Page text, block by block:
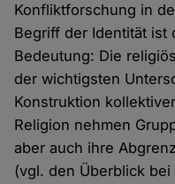
Konfliktforschung in
Begriff der Identität ist
Bedeutung: Die
der wichtigsten
Konstruktion
Religion nehmen
aber auch ihre
(vgl. den Überblick